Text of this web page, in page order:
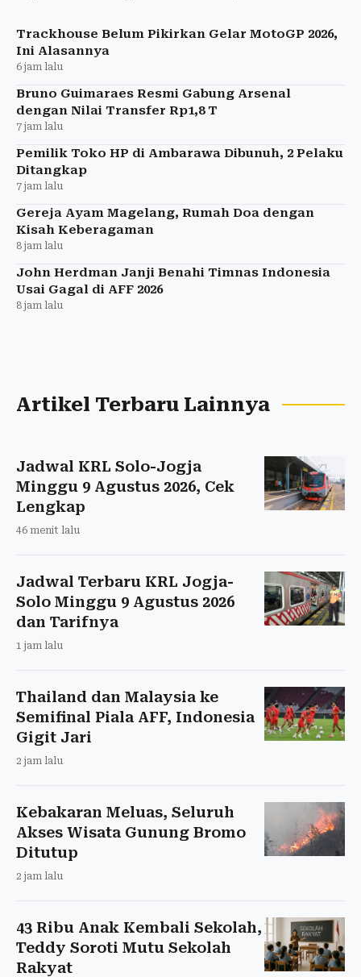
profesionalisme.
Trackhouse Belum Pikirkan Gelar MotoGP 2026,
Ini Alasannya
6 jam lalu
Bruno Guimaraes Resmi Gabung Arsenal
dengan Nilai Transfer Rp1,8 T
7 jam lalu
Pemilik Toko HP di Ambarawa Dibunuh, 2 Pelaku
Ditangkap
7 jam lalu
Gereja Ayam Magelang, Rumah Doa dengan
Kisah Keberagaman
8 jam lalu
John Herdman Janji Benahi Timnas Indonesia
Usai Gagal di AFF 2026
8 jam lalu
Artikel Terbaru Lainnya
Jadwal KRL Solo-Jogja
Minggu 9 Agustus 2026, Cek
Lengkap
46 menit lalu
Jadwal Terbaru KRL Jogja-
Solo Minggu 9 Agustus 2026
dan Tarifnya
1 jam lalu
Thailand dan Malaysia ke
Semifinal Piala AFF, Indonesia
Gigit Jari
2 jam lalu
Kebakaran Meluas, Seluruh
Akses Wisata Gunung Bromo
Ditutup
2 jam lalu
43 Ribu Anak Kembali Sekolah,
Teddy Soroti Mutu Sekolah
Rakyat